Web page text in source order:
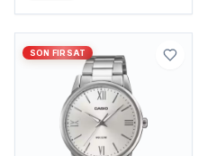
SON FIRSAT